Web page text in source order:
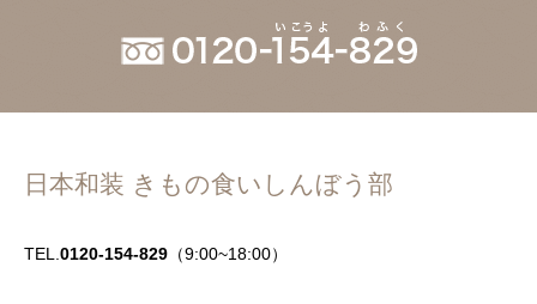
日本和装 きもの食いしんぼう部
TEL. 0120-154-829 （9:00~18:00）